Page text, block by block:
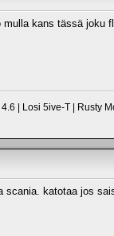
mulla kans tässä joku
| Losi 5ive-T | Rusty
scania. katotaa jos